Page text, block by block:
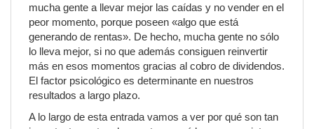
mucha gente a llevar mejor las caídas y no vender en el
peor momento, porque poseen «algo que está
generando de rentas». De hecho, mucha gente no sólo
lo lleva mejor, si no que además consiguen reinvertir
más en esos momentos gracias al cobro de dividendos.
El factor psicológico es determinante en nuestros
resultados a largo plazo.
A lo largo de esta entrada vamos a ver por qué son tan